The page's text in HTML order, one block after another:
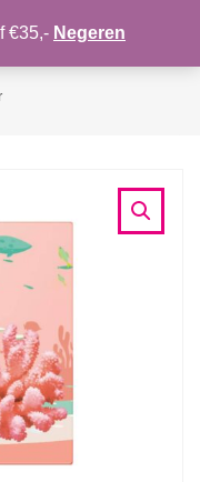
€35,- Negeren